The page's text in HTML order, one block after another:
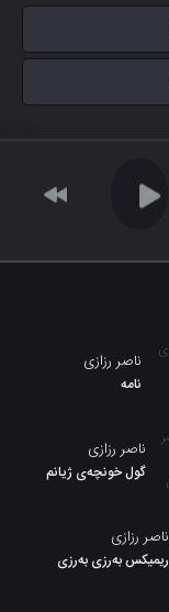
ناصر رزازی
نامە
ناصر رزازی
گول خونچەی ژیانم
ناصر رزازی
ریمیکس بەرزی بەرزی